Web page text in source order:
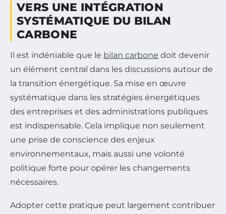
VERS UNE INTÉGRATION
SYSTÉMATIQUE DU BILAN
CARBONE
Il est indéniable que le bilan carbone doit devenir
un élément central dans les discussions autour de
la transition énergétique. Sa mise en œuvre
systématique dans les stratégies énergétiques
des entreprises et des administrations publiques
est indispensable. Cela implique non seulement
une prise de conscience des enjeux
environnementaux, mais aussi une volonté
politique forte pour opérer les changements
nécessaires.
Adopter cette pratique peut largement contribuer